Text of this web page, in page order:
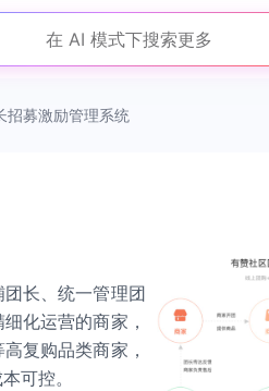
在 AI 模式下搜索更多
招募激励管理系统
长、统一管理团
化运营的商家，
复购品类商家，
可控。